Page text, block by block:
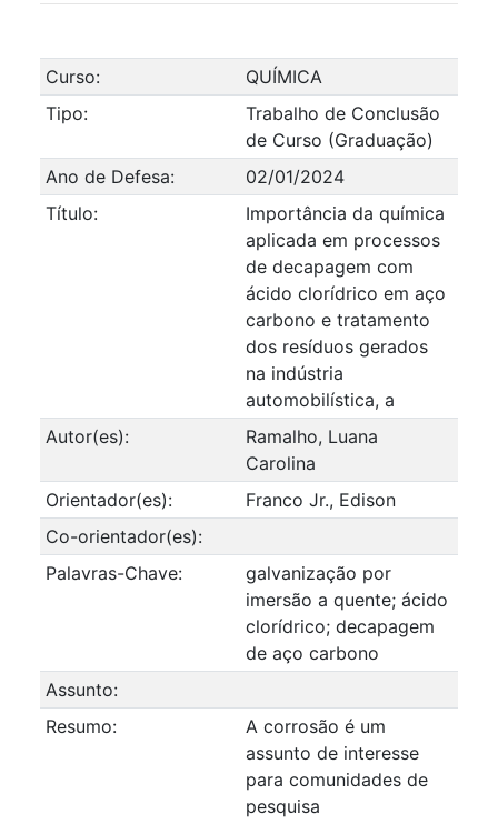
Curso:
QUÍMICA
Tipo:
Trabalho de Conclusão
de Curso (Graduação)
Ano de Defesa:
02/01/2024
Título:
Importância da química
aplicada em processos
de decapagem com
ácido clorídrico em aço
carbono e tratamento
dos resíduos gerados
na indústria
automobilística, a
Autor(es):
Ramalho, Luana
Carolina
Orientador(es):
Franco Jr., Edison
Co-orientador(es):
Palavras-Chave:
galvanização por
imersão a quente; ácido
clorídrico; decapagem
de aço carbono
Assunto:
Resumo:
A corrosão é um
assunto de interesse
para comunidades de
pesquisa